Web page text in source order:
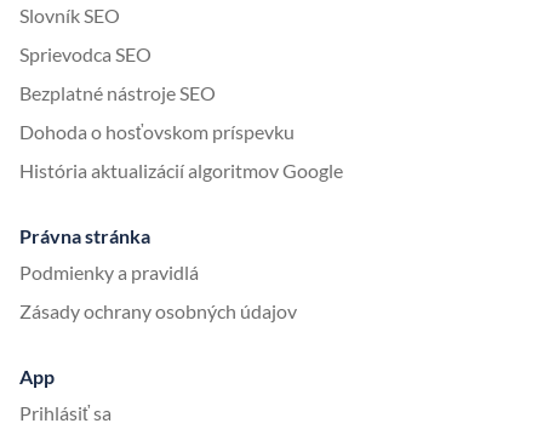
Slovník SEO
Sprievodca SEO
Bezplatné nástroje SEO
Dohoda o hosťovskom príspevku
História aktualizácií algoritmov Google
Právna stránka
Podmienky a pravidlá
Zásady ochrany osobných údajov
App
Prihlásiť sa